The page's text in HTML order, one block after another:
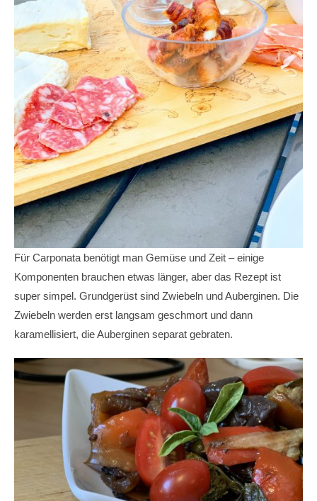
Für Carponata benötigt man Gemüse und Zeit – einige
Komponenten brauchen etwas länger, aber das Rezept ist
super simpel. Grundgerüst sind Zwiebeln und Auberginen. Die
Zwiebeln werden erst langsam geschmort und dann
karamellisiert, die Auberginen separat gebraten.